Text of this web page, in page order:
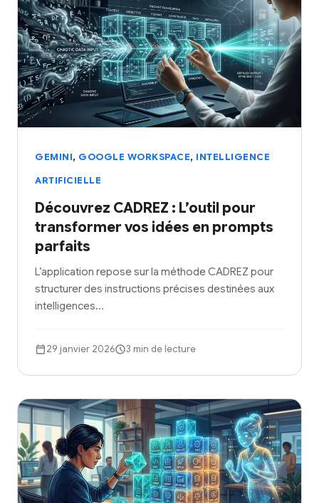
GEMINI, GOOGLE WORKSPACE, INTELLIGENCE
ARTIFICIELLE
Découvrez CADREZ : L’outil pour
transformer vos idées en prompts
parfaits
L’application repose sur la méthode CADREZ pour
structurer des instructions précises destinées aux
intelligences…
29 janvier 2026 3 min de lecture